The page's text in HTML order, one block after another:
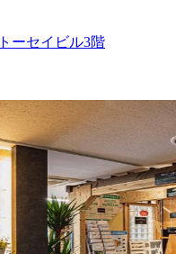
ーセイビル3階